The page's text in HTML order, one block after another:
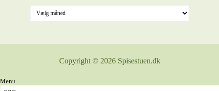
Copyright © 2026 Spisestuen.dk
Menu